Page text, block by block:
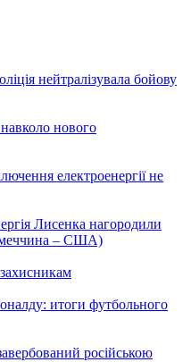
нейтралізувала бойову
нового
електроенергії не
Лисенка нагородили
– США)
итоги футбольного
російською